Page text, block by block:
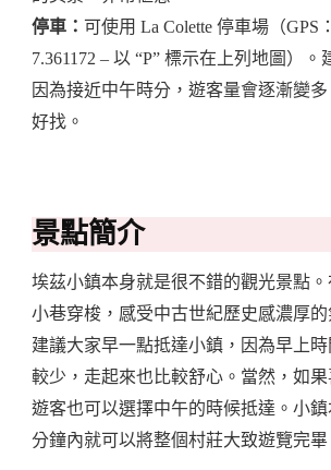
停車： 可使用 La Colette 停車場（GPS
7.361172 – 以 “P” 標示在上列地圖）。
因為接近中午時分，遊客量會逐漸變
好找。
景點簡介
埃茲小鎮本身就是很不錯的觀光景點
小巷穿梭，感受中古世紀歷史感濃厚
建議大家早一點抵達小鎮，因為早上
較少，走起來也比較舒心。當然，如
遊客也可以選擇中午的時候抵達。小
分鐘內就可以將整個村莊大致遊覽完畢